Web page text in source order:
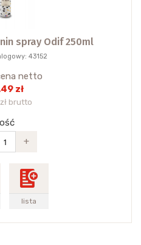
spray Odif 250ml
43152
netto
zł
brutto
+
lista